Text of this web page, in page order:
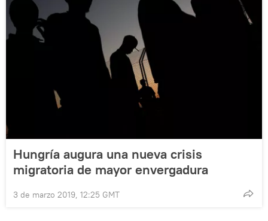
Hungría augura una nueva crisis
migratoria de mayor envergadura
3 de marzo 2019, 12:25 GMT